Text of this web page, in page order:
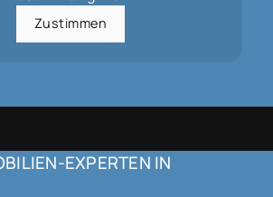
Zustimmen
EXPERTEN IN